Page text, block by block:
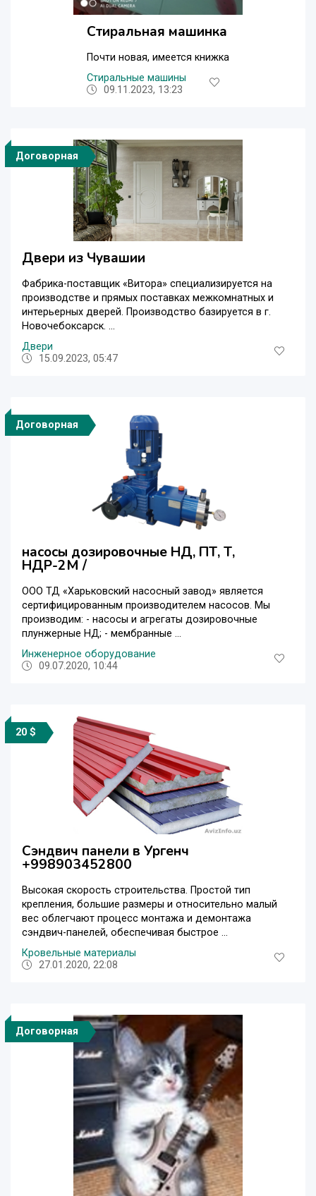
Стиральная машинка
Почти новая, имеется книжка
Стиральные машины
09.11.2023, 13:23
Договорная
Двери из Чувашии
Фабрика-поставщик «Витора» специализируется на
производстве и прямых поставках межкомнатных и
интерьерных дверей. Производство базируется в г.
Новочебоксарск. ...
Двери
15.09.2023, 05:47
Договорная
насосы дозировочные НД, ПТ, Т,
НДР-2М /
ООО ТД «Харьковский насосный завод» является
сертифицированным производителем насосов. Мы
производим: - насосы и агрегаты дозировочные
плунжерные НД; - мембранные ...
Инженерное оборудование
09.07.2020, 10:44
20 $
Сэндвич панели в Ургенч
+998903452800
Высокая скорость строительства. Простой тип
крепления, большие размеры и относительно малый
вес облегчают процесс монтажа и демонтажа
сэндвич-панелей, обеспечивая быстрое ...
Кровельные материалы
27.01.2020, 22:08
Договорная